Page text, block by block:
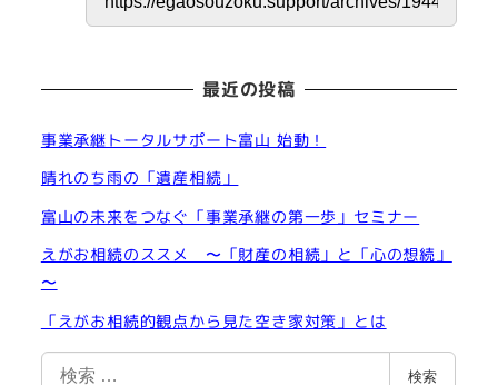
最近の投稿
事業承継トータルサポート富山 始動！
晴れのち雨の「遺産相続」
富山の未来をつなぐ「事業承継の第一歩」セミナー
えがお相続のススメ 〜「財産の相続」と「心の想続」
〜
「えがお相続的観点から見た空き家対策」とは
検索